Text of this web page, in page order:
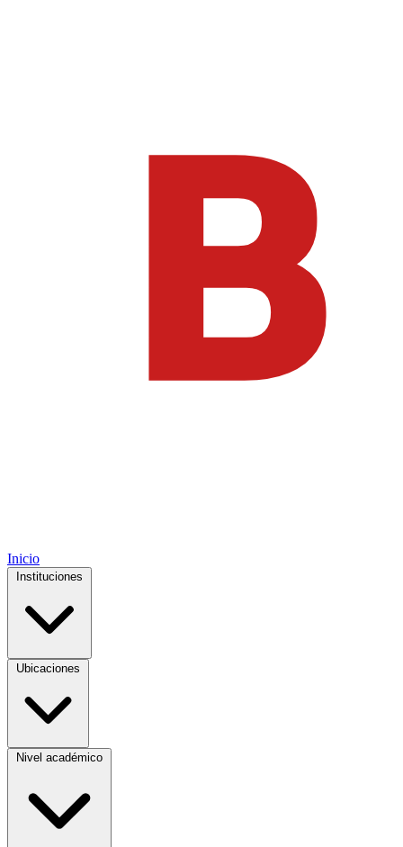
Inicio
Instituciones
Ubicaciones
Nivel académico